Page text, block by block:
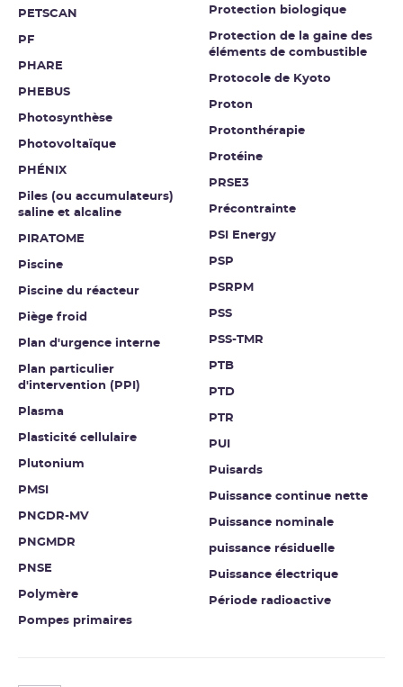
PETSCAN
PF
PHARE
PHEBUS
Photosynthèse
Photovoltaïque
PHÉNIX
Piles (ou accumulateurs)
saline et alcaline
PIRATOME
Piscine
Piscine du réacteur
Piège froid
Plan d'urgence interne
Plan particulier
d'intervention (PPI)
Plasma
Plasticité cellulaire
Plutonium
PMSI
PNGDR-MV
PNGMDR
PNSE
Polymère
Pompes primaires
Protection biologique
Protection de la gaine des
éléments de combustible
Protocole de Kyoto
Proton
Protonthérapie
Protéine
PRSE3
Précontrainte
PSI Energy
PSP
PSRPM
PSS
PSS-TMR
PTB
PTD
PTR
PUI
Puisards
Puissance continue nette
Puissance nominale
puissance résiduelle
Puissance électrique
Période radioactive